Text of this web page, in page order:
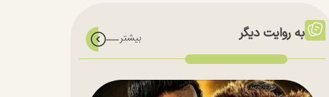
به روایت دیگر